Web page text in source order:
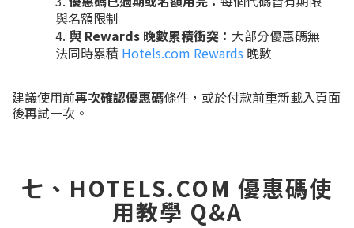
與名額限制
與 Rewards 晚數累積衝突： 大部分優惠碼無
法同時累積 Hotels.com Rewards 晚數
建議使用前再次確認優惠碼條件，或於付款前重新載入頁面
後再試一次。
七、HOTELS.COM 優惠碼使
用教學 Q&A